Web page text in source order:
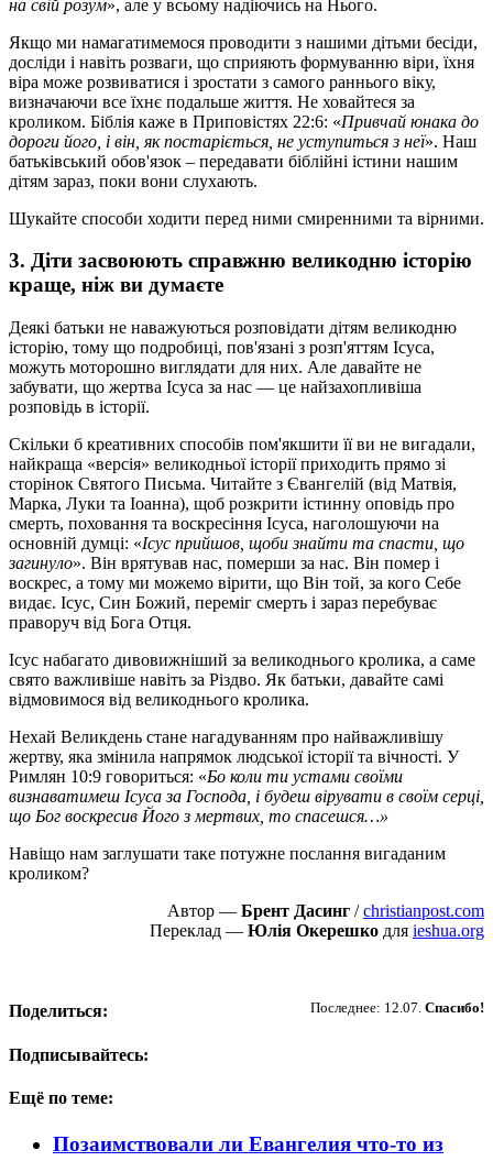
на свій розум», але у всьому надіючись на Нього.
Якщо ми намагатимемося проводити з нашими дітьми бесіди,
досліди і навіть розваги, що сприяють формуванню віри, їхня
віра може розвиватися і зростати з самого раннього віку,
визначаючи все їхнє подальше життя. Не ховайтеся за
кроликом. Біблія каже в Приповістях 22:6: «Привчай юнака до
дороги його, і він, як постаріється, не уступиться з неї». Наш
батьківський обов'язок – передавати біблійні істини нашим
дітям зараз, поки вони слухають.
Шукайте способи ходити перед ними смиренними та вірними.
3. Діти засвоюють справжню великодню історію
краще, ніж ви думаєте
Деякі батьки не наважуються розповідати дітям великодню
історію, тому що подробиці, пов'язані з розп'яттям Ісуса,
можуть моторошно виглядати для них. Але давайте не
забувати, що жертва Ісуса за нас — це найзахопливіша
розповідь в історії.
Скільки б креативних способів пом'якшити її ви не вигадали,
найкраща «версія» великодньої історії приходить прямо зі
сторінок Святого Письма. Читайте з Євангелій (від Матвія,
Марка, Луки та Іоанна), щоб розкрити істинну оповідь про
смерть, поховання та воскресіння Ісуса, наголошуючи на
основній думці: «Ісус прийшов, щоби знайти та спасти, що
загинуло». Він врятував нас, померши за нас. Він помер і
воскрес, а тому ми можемо вірити, що Він той, за кого Себе
видає. Ісус, Син Божий, переміг смерть і зараз перебуває
праворуч від Бога Отця.
Ісус набагато дивовижніший за великоднього кролика, а саме
свято важливіше навіть за Різдво. Як батьки, давайте самі
відмовимося від великоднього кролика.
Нехай Великдень стане нагадуванням про найважливішу
жертву, яка змінила напрямок людської історії та вічності. У
Римлян 10:9 говориться: «Бо коли ти устами своїми
визнаватимеш Ісуса за Господа, і будеш вірувати в своїм серці,
що Бог воскресив Його з мертвих, то спасешся…»
Навіщо нам заглушати таке потужне послання вигаданим
кроликом?
Автор — Брент Дасинг /christianpost.com
Переклад — Юлія Окерешко для ieshua.org
Последнее: 12.07. Спасибо!
Поделиться:
Подписывайтесь:
Ещё по теме:
Позаимствовали ли Евангелия что-то из